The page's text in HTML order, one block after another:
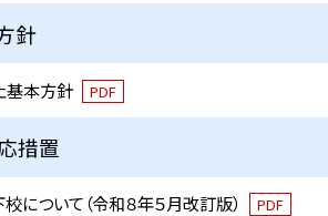
針
基本方針 PDF
措置
について（令和８年５月改訂版） PDF